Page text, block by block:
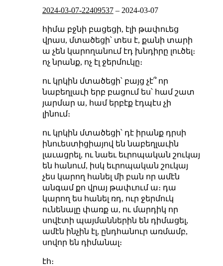
2024-03-07-22409537– 2024-03-07
հիմա բջնի բացեցի, էլի թափուեց
վրաս, մտածեցի՝ տես է, քանի տարի
ա չեն կարողանում էդ խնդիրը լուծել։
ոչ նրանք, ոչ էլ ջերմուկը։
ու կրկին մտածեցի՝ բայց չէ՞ որ
նաբեղլաւի երբ բացում ես՝ համ շատ
յարմար ա, համ երբէք էդպէս չի
լինում։
ու կրկին մտածեցի՝ դէ իրանք դրսի
ինուեստիցիայով են նաբեղլաւին
լաւացրել, ու նաեւ եւրոպական շուկայ
են հանում, իսկ եւրոպական շուկայ
չես կարող հանել մի բան որ ամէն
անգամ քո վրայ թափւում ա։ դա
կարող ես հանել ռդ, ուր ջերմուկ
ունենալը փառք ա, ու մարդիկ որ
սովէտի պայմաններին են դիմացել,
ամէն ինչին էլ, ընդհանուր առմամբ,
սովոր են դիմանալ։
էհ։